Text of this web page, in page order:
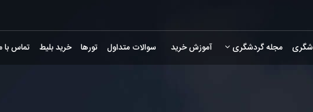
مجله گردشگری آموزش خرید سوالات متداول تورها خرید بلیط تماس با